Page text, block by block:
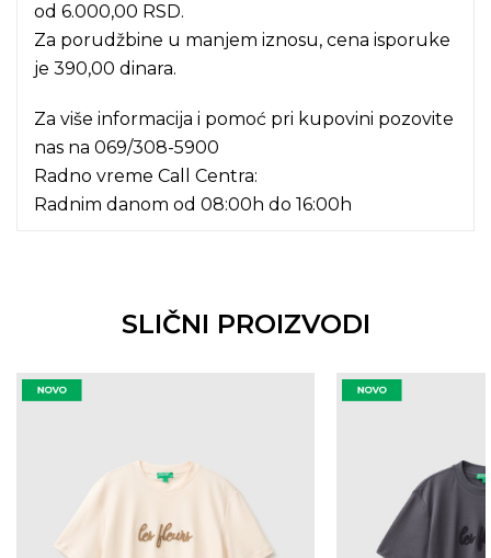
od 6.000,00 RSD.
Za porudžbine u manjem iznosu, cena isporuke
je 390,00 dinara.
Za više informacija i pomoć pri kupovini pozovite
nas na 069/308-5900
Radno vreme Call Centra:
Radnim danom od 08:00h do 16:00h
SLIČNI PROIZVODI